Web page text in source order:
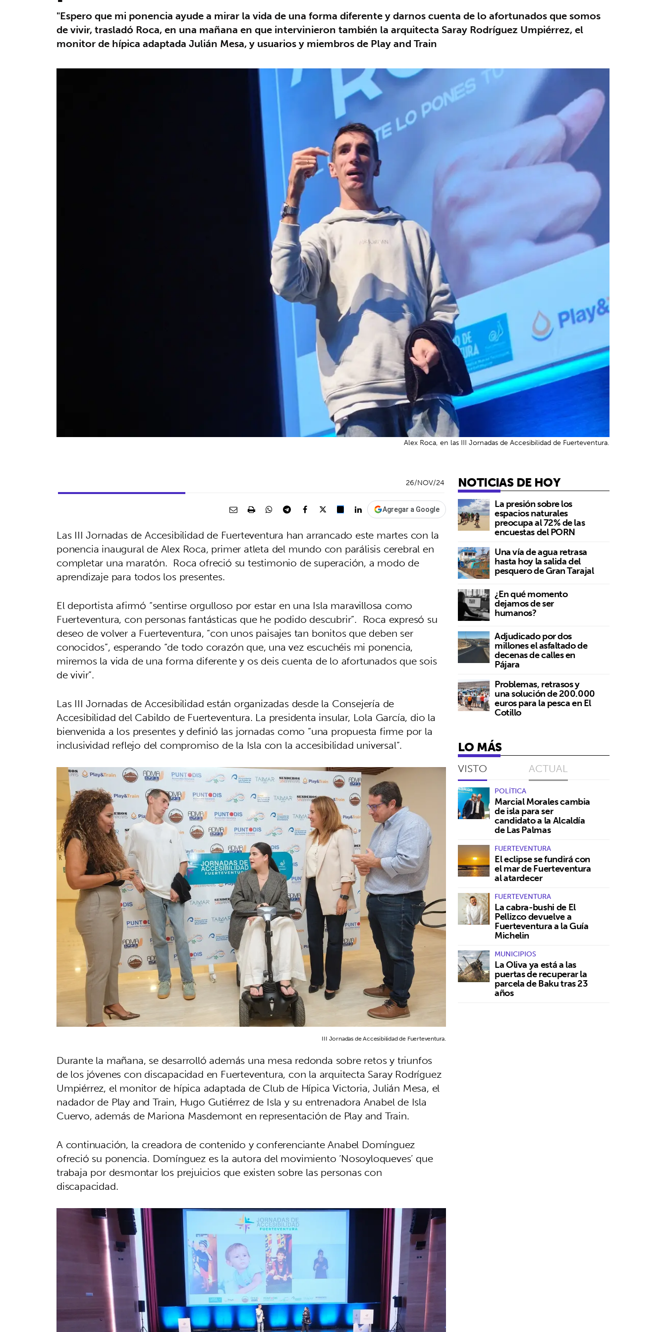
"Espero que mi ponencia ayude a mirar la vida de una forma diferente y darnos cuenta de lo afortunados que somos
de vivir, trasladó Roca, en una mañana en que intervinieron también la arquitecta Saray Rodríguez Umpiérrez, el
monitor de hípica adaptada Julián Mesa, y usuarios y miembros de Play and Train
Alex Roca, en las III Jornadas de Accesibilidad de Fuerteventura.
26/NOV/24
Agregar a Google
Las III Jornadas de Accesibilidad de Fuerteventura han arrancado este martes con la
ponencia inaugural de Alex Roca, primer atleta del mundo con parálisis cerebral en
completar una maratón. Roca ofreció su testimonio de superación, a modo de
aprendizaje para todos los presentes.
El deportista afirmó “sentirse orgulloso por estar en una Isla maravillosa como
Fuerteventura, con personas fantásticas que he podido descubrir”. Roca expresó su
deseo de volver a Fuerteventura, “con unos paisajes tan bonitos que deben ser
conocidos”, esperando “de todo corazón que, una vez escuchéis mi ponencia,
miremos la vida de una forma diferente y os deis cuenta de lo afortunados que sois
de vivir”.
Las III Jornadas de Accesibilidad están organizadas desde la Consejería de
Accesibilidad del Cabildo de Fuerteventura. La presidenta insular, Lola García, dio la
bienvenida a los presentes y definió las jornadas como “una propuesta firme por la
inclusividad reflejo del compromiso de la Isla con la accesibilidad universal”.
III Jornadas de Accesibilidad de Fuerteventura.
Durante la mañana, se desarrolló además una mesa redonda sobre retos y triunfos
de los jóvenes con discapacidad en Fuerteventura, con la arquitecta Saray Rodríguez
Umpiérrez, el monitor de hípica adaptada de Club de Hípica Victoria, Julián Mesa, el
nadador de Play and Train, Hugo Gutiérrez de Isla y su entrenadora Anabel de Isla
Cuervo, además de Mariona Masdemont en representación de Play and Train.
A continuación, la creadora de contenido y conferenciante Anabel Domínguez
ofreció su ponencia. Domínguez es la autora del movimiento ‘Nosoyloqueves’ que
trabaja por desmontar los prejuicios que existen sobre las personas con
discapacidad.
NOTICIAS DE HOY
La presión sobre los
espacios naturales
preocupa al 72% de las
encuestas del PORN
Una vía de agua retrasa
hasta hoy la salida del
pesquero de Gran Tarajal
¿En qué momento
dejamos de ser
humanos?
Adjudicado por dos
millones el asfaltado de
decenas de calles en
Pájara
Problemas, retrasos y
una solución de 200.000
euros para la pesca en El
Cotillo
LO MÁS
VISTO ACTUAL
POLÍTICA
Marcial Morales cambia
de isla para ser
candidato a la Alcaldía
de Las Palmas
FUERTEVENTURA
El eclipse se fundirá con
el mar de Fuerteventura
al atardecer
FUERTEVENTURA
La cabra-bushi de El
Pellizco devuelve a
Fuerteventura a la Guía
Michelin
MUNICIPIOS
La Oliva ya está a las
puertas de recuperar la
parcela de Baku tras 23
años